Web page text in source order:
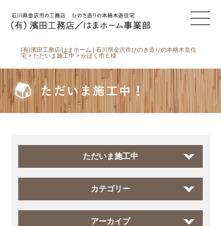
(有)濱田工務店/はまホーム | 石川県金沢市ひのき造りの本格木造住
宅 >ただいま施工中 >かほく市Ｅ様
ただいま施工中！
ただいま施工中
カテゴリー
アーカイブ